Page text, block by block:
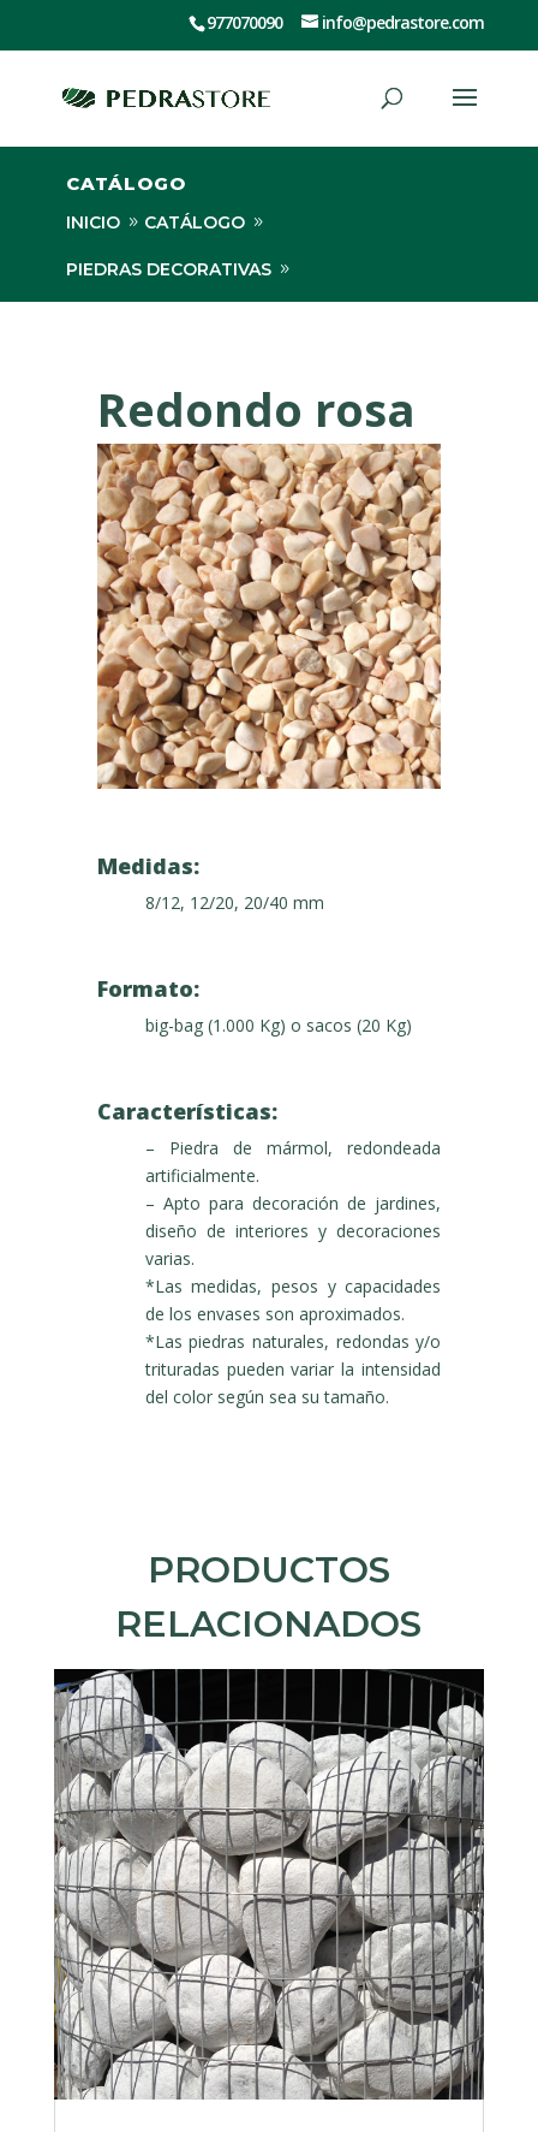
977070090 info@pedrastore.com
CATÁLOGO
INICIO CATÁLOGO
PIEDRAS DECORATIVAS
Redondo rosa
Medidas:
8/12, 12/20, 20/40 mm
Formato:
big-bag (1.000 Kg) o sacos (20 Kg)
Características:
– Piedra de mármol, redondeada
artificialmente.
– Apto para decoración de jardines,
diseño de interiores y decoraciones
varias.
*Las medidas, pesos y capacidades
de los envases son aproximados.
*Las piedras naturales, redondas y/o
trituradas pueden variar la intensidad
del color según sea su tamaño.
PRODUCTOS
RELACIONADOS